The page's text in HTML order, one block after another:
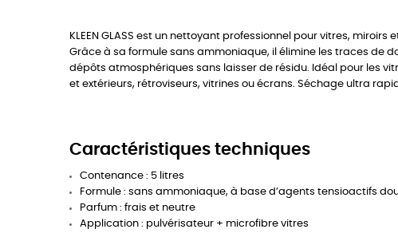
KLEEN GLASS est un nettoyant professionnel pour vitres, miroirs
Grâce à sa formule sans ammoniaque, il élimine les traces de
dépôts atmosphériques sans laisser de résidu. Idéal pour les
et extérieurs, rétroviseurs, vitrines ou écrans. Séchage ultra
Caractéristiques techniques
Contenance : 5 litres
Formule : sans ammoniaque, à base d’agents tensioactifs
Parfum : frais et neutre
Application : pulvérisateur + microfibre vitres